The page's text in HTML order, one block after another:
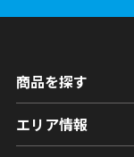
商品を探す
エリア情報